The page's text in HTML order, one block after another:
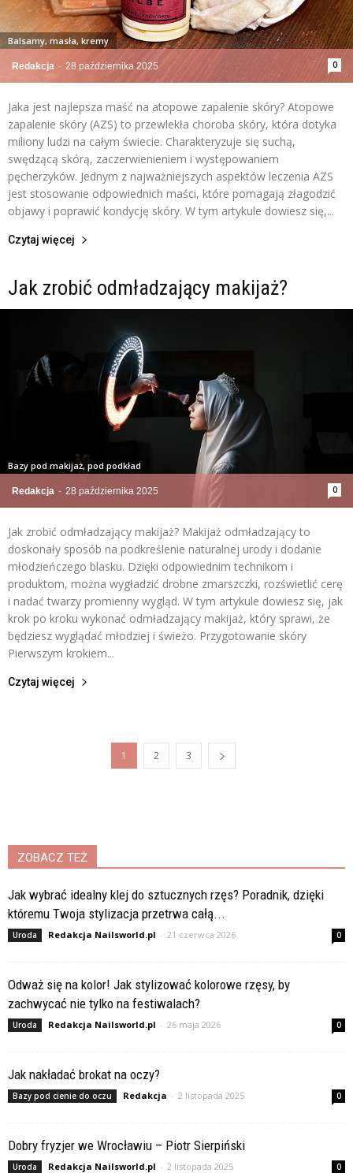
Redakcja - 28 października 2025 0
Balsamy, masła, kremy
Jaka jest najlepsza maść na atopowe zapalenie skóry? Atopowe
zapalenie skóry (AZS) to przewlekła choroba skóry, która dotyka
miliony ludzi na całym świecie. Charakteryzuje się suchą,
swędzącą skórą, zaczerwienieniem i występowaniem
pęcherzyków. Jednym z najważniejszych aspektów leczenia AZS
jest stosowanie odpowiednich maści, które pomagają złagodzić
objawy i poprawić kondycję skóry. W tym artykule dowiesz się,...
Czytaj więcej
Jak zrobić odmładzający makijaż?
Redakcja - 28 października 2025 0
Bazy pod makijaż, pod podkład
Jak zrobić odmładzający makijaż? Makijaż odmładzający to
doskonały sposób na podkreślenie naturalnej urody i dodanie
młodzieńczego blasku. Dzięki odpowiednim technikom i
produktom, można wygładzić drobne zmarszczki, rozświetlić cerę
i nadać twarzy promienny wygląd. W tym artykule dowiesz się, jak
krok po kroku wykonać odmładzający makijaż, który sprawi, że
będziesz wyglądać młodziej i świeżo. Przygotowanie skóry
Pierwszym krokiem...
Czytaj więcej
1 2 3
ZOBACZ TEŻ
Jak wybrać idealny klej do sztucznych rzęs? Poradnik, dzięki
któremu Twoja stylizacja przetrwa całą...
Uroda Redakcja Nailsworld.pl - 21 czerwca 2026 0
Odważ się na kolor! Jak stylizować kolorowe rzęsy, by
zachwycać nie tylko na festiwalach?
Uroda Redakcja Nailsworld.pl - 26 maja 2026 0
Jak nakładać brokat na oczy?
Bazy pod cienie do oczu Redakcja - 2 listopada 2025 0
Dobry fryzjer we Wrocławiu – Piotr Sierpiński
Uroda Redakcja Nailsworld.pl - 2 listopada 2025 0